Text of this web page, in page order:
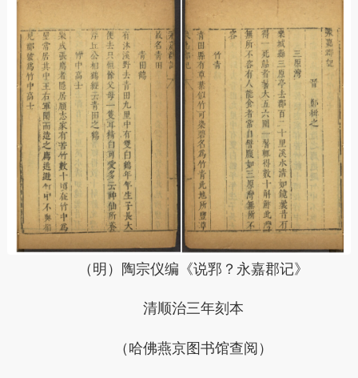
（明）陶宗仪编 《说郛 ？ 永嘉郡记》
清顺治三年刻本
（哈佛燕京图书馆查阅）